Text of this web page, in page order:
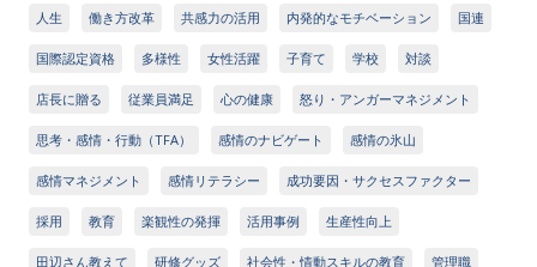
人生 働き方改革 共感力の活用 内発的なモチベーション 国連
国際認定資格 多様性 女性活躍 子育て 学校 対談
店長に贈る 従業員満足 心の健康 怒り・アンガーマネジメント
思考・感情・行動（TFA） 感情のナビゲート 感情の氷山
感情マネジメント 感情リテラシー 成功要因・サクセスファクター
採用 教育 楽観性の発揮 活用事例 生産性向上
田辺さん教えて 研修グッズ 社会性・情動スキルの教育 管理職